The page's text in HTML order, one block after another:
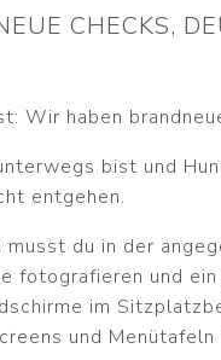
CHECKS,
Wir haben
bist und
entgehen.
musst du in der
fotografieren und
im
und